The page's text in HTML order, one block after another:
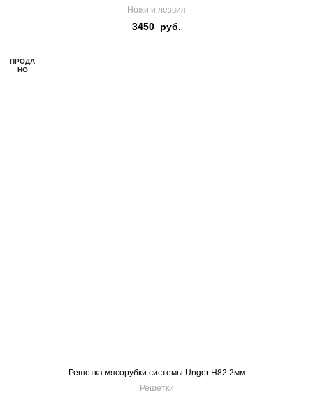
Ножи и лезвия
3450 руб.
ПРОДА
НО
Решетка мясорубки системы Unger H82 2мм
Решетки